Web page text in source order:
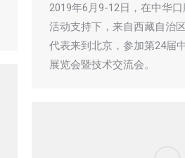
2019年6月9-12日，在中华口
活动支持下，来自西藏自治
代表来到北京，参加第24届
展览会暨技术交流会。